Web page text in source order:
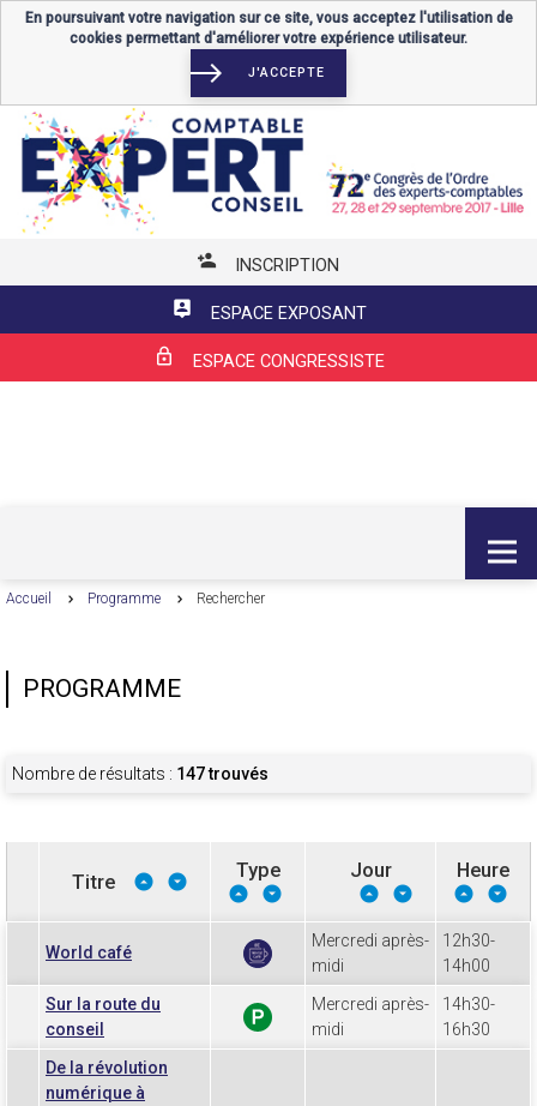
INSCRIPTION
ESPACE EXPOSANT
ESPACE CONGRESSISTE
Accueil Programme Rechercher
PROGRAMME
Nombre de résultats : 147 trouvés
Titre Type Jour Heure
World café
Mercredi après-
midi
12h30-
14h00
Sur la route du
conseil
Mercredi après-
midi
14h30-
16h30
De la révolution
numérique à
En poursuivant votre navigation sur ce site, vous acceptez l'utilisation de
cookies permettant d'améliorer votre expérience utilisateur.
J'ACCEPTE